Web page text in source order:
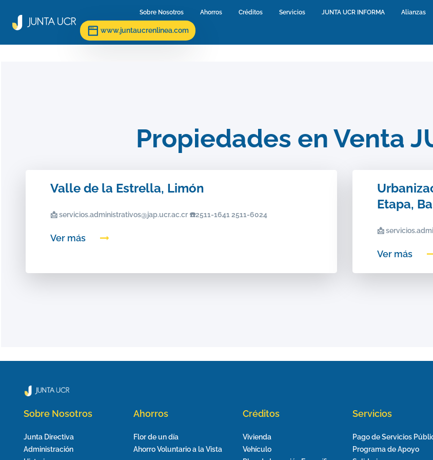
Sobre Nosotros(current)Ahorros(current)Créditos(current)Servicios(current)JUNTA UCR INFORMA(current)Alianzas
www.juntaucrenlinea.com
Propiedades en Venta
Valle de la Estrella, Limón
📩 servicios.administrativos@jap.ucr.ac.cr ☎️2511-1641 2511-6024
Ver más
Etapa,
📩
Ver más
Sobre Nosotros
Junta Directiva
Administración
Ahorros
Flor de un día
Ahorro Voluntario a la Vista
Créditos
Vivienda
Vehículo
Servicios
Pago de Servicios
Programa de Apoyo